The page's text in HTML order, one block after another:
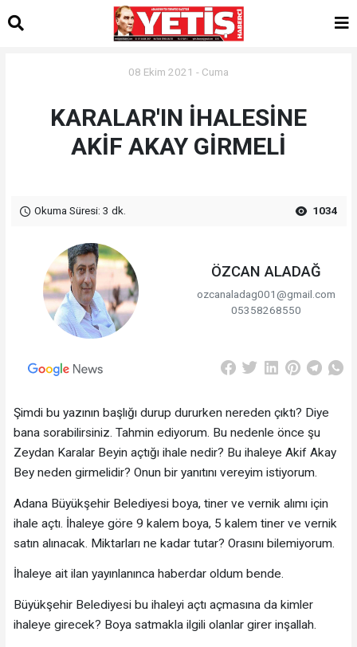
08 Ekim 2021 - Cuma
KARALAR'IN İHALESİNE
AKİF AKAY GİRMELİ
Okuma Süresi: 3 dk. 1034
ÖZCAN ALADAĞ
ozcanaladag001@gmail.com
05358268550
Şimdi bu yazının başlığı durup dururken nereden çıktı? Diye
bana sorabilirsiniz. Tahmin ediyorum. Bu nedenle önce şu
Zeydan Karalar Beyin açtığı ihale nedir? Bu ihaleye Akif Akay
Bey neden girmelidir? Onun bir yanıtını vereyim istiyorum.
Adana Büyükşehir Belediyesi boya, tiner ve vernik alımı için
ihale açtı. İhaleye göre 9 kalem boya, 5 kalem tiner ve vernik
satın alınacak. Miktarları ne kadar tutar? Orasını bilemiyorum.
İhaleye ait ilan yayınlanınca haberdar oldum bende.
Büyükşehir Belediyesi bu ihaleyi açtı açmasına da kimler
ihaleye girecek? Boya satmakla ilgili olanlar girer inşallah.